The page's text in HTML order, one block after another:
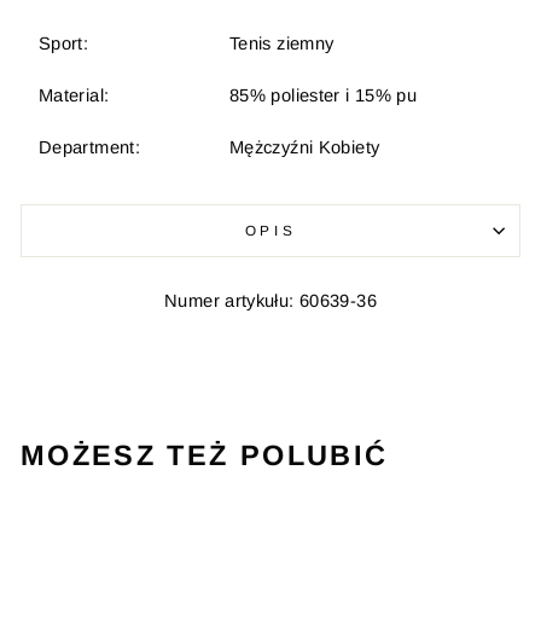
Sport: Tenis ziemny
Material: 85% poliester i 15% pu
Department: Mężczyźni Kobiety
OPIS
Numer artykułu: 60639-36
MOŻESZ TEŻ POLUBIĆ